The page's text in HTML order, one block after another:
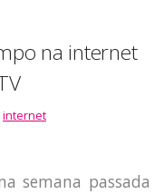
na internet
internet
semana passada